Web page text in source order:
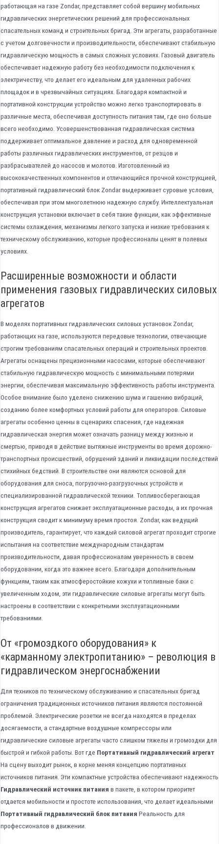
работающая на газе Zondar, представляет собой вершину мобильных
гидравлических энергетических решений для профессиональных
спасательных команд и строительных бригад. Эти агрегаты, разработанные
с учетом долговечности и производительности, обеспечивают стабильную
гидравлическую мощность в самых сложных условиях. Газовый двигатель
обеспечивает надежную работу без необходимости подключения к
электричеству, что делает его идеальным для удаленных рабочих
площадок и в чрезвычайных ситуациях. Благодаря компактной и
портативной конструкции устройство можно легко транспортировать в
различные места, обеспечивая доступность питания там, где оно больше
всего необходимо. Усовершенствованная гидравлическая система
поддерживает оптимальное давление и расход для одновременной
работы различных гидравлических инструментов, от резцов и
разбрасывателей до насосов и молотов. Изготовленный из
высококачественных компонентов и отличающийся прочной конструкцией,
портативный гидравлический блок Zondar выдерживает суровые условия,
обеспечивая при этом многолетнюю надежную службу. Интеллектуальная
конструкция установки включает в себя такие функции, как эффективные
системы охлаждения, механизмы легкого запуска и низкие требования к
техническому обслуживанию, которые профессионалы ценят в полевых
условиях.
Расширенные возможности и области
применения газовых гидравлических силовых
агрегатов
В моделях портативных гидравлических силовых установок Zondar,
работающих на газе, используются передовые технологии, отвечающие
строгим требованиям спасательных операций и строительных проектов.
Агрегаты оснащены прецизионными насосами, которые обеспечивают
стабильную гидравлическую мощность с минимальными потерями
энергии, обеспечивая максимальную эффективность работы инструмента.
Особое внимание было уделено снижению шума и гашению вибраций,
созданию более комфортных условий работы для операторов. Силовые
агрегаты особенно ценны в сценариях спасения, где надежная
гидравлическая энергия может означать разницу между жизнью и
смертью, приводя в действие вытяжные инструменты во время дорожно-
транспортных происшествий, обрушений зданий и ликвидации последствий
стихийных бедствий. В строительстве они являются основой для
оборудования для сноса, погрузочно-разгрузочных устройств и
специализированной гидравлической техники. Топливосберегающая
конструкция агрегатов снижает эксплуатационные расходы, а их прочная
конструкция сводит к минимуму время простоя. Zondar, как ведущий
производитель, гарантирует, что каждый силовой агрегат проходит строгие
испытания на соответствие международным стандартам
производительности, давая профессионалам уверенность в своем
оборудовании, когда это важнее всего. Благодаря дополнительным
функциям, таким как атмосферостойкие кожухи и топливные баки с
увеличенным ходом, эти гидравлические силовые агрегаты могут быть
настроены в соответствии с конкретными эксплуатационными
требованиями.
От «громоздкого оборудования» к
«карманному электропитанию» – революция в
гидравлическом энергоснабжении
Для техников по техническому обслуживанию и спасательных бригад
ограничения традиционных источников питания являются постоянной
проблемой. Электрические розетки не всегда находятся в пределах
досягаемости, а стандартные воздушные компрессоры или
гидравлические силовые агрегаты часто слишком тяжелы и громоздки для
быстрой и гибкой работы. Вот где Портативный гидравлический агрегат
На сцену выходит рынок, в корне меняя концепцию портативных
источников питания. Эти компактные устройства обеспечивают надежность
Гидравлический источник питания в пакете, в котором приоритет
отдается мобильности и простоте использования, что делает идеальными
Портативный гидравлический блок питания Реальность для
профессионалов в движении.